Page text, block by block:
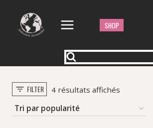
contenu
SHOP
FILTER 4 résultats affichésTrié
popularité